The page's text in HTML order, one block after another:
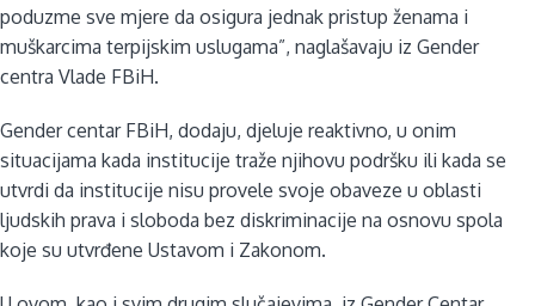
poduzme sve mjere da osigura jednak pristup ženama i
muškarcima terpijskim uslugama”, naglašavaju iz Gender
centra Vlade FBiH.
Gender centar FBiH, dodaju, djeluje reaktivno, u onim
situacijama kada institucije traže njihovu podršku ili kada se
utvrdi da institucije nisu provele svoje obaveze u oblasti
ljudskih prava i sloboda bez diskriminacije na osnovu spola
koje su utvrđene Ustavom i Zakonom.